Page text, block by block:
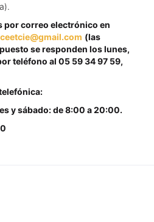
por correo electrónico en
(las
se responden los lunes,
teléfono al 05 59 34 97 59,
y sábado: de 8:00 a 20:00.